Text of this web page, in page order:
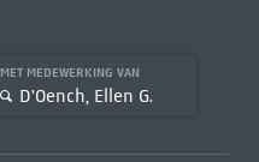
MET MEDEWERKING VAN
D'Oench, Ellen G.